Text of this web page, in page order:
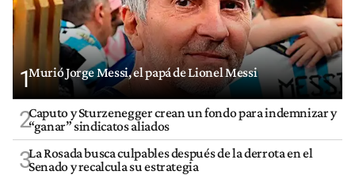
1Murió Jorge Messi, el papá de Lionel Messi
2Caputo y Sturzenegger crean un fondo para indemnizar y
“ganar” sindicatos aliados
3La Rosada busca culpables después de la derrota en el
Senado y recalcula su estrategia